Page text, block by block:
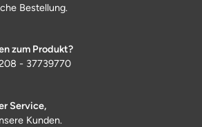
Bestellung.
zum Produkt?
- 37739770
Service,
Kunden.